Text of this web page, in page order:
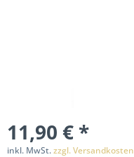
11,90 € *
inkl. MwSt.zzgl. Versandkosten